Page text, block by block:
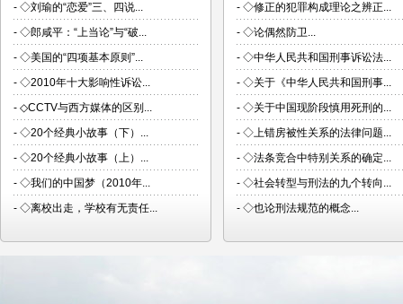
- ◇刘瑜的“恋爱”三、四说...
- ◇郎咸平：“上当论”与“破...
- ◇美国的“四项基本原则”...
- ◇2010年十大影响性诉讼...
- ◇CCTV与西方媒体的区别...
- ◇20个经典小故事（下）...
- ◇20个经典小故事（上）...
- ◇我们的中国梦（2010年...
- ◇离校出走，学校有无责任...
- ◇修正的犯罪构成理论之辨正...
- ◇论偶然防卫...
- ◇中华人民共和国刑事诉讼法...
- ◇关于《中华人民共和国刑事...
- ◇关于中国现阶段慎用死刑的...
- ◇上错房被性关系的法律问题...
- ◇法条竞合中特别关系的确定...
- ◇社会转型与刑法的九个转向...
- ◇也论刑法规范的概念...